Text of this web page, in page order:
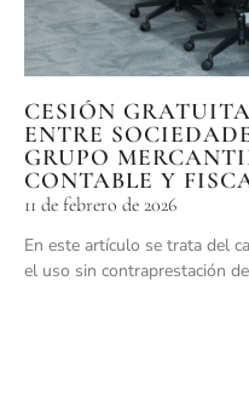
CESIÓN
ENTRE
GRUPO
CONTABLE Y
11 de febrero de 2026
En este artículo se trata del
el uso sin contraprestación